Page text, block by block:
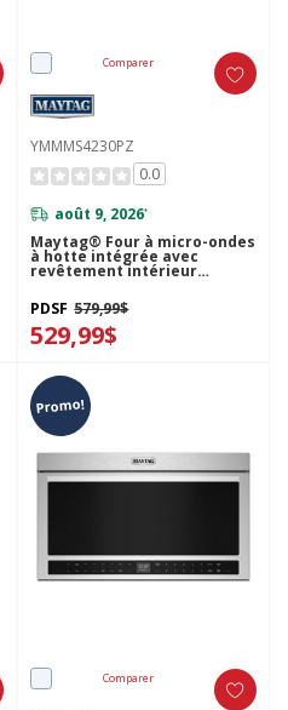
Comparer
YMMMS4230PZ
0.0
août 9, 2026*
Maytag® Four à micro-ondes
à hotte intégrée avec
revêtement intérieur
YMMMS4230PZ
PDSF 579,99$
529,99$
Promo!
Comparer